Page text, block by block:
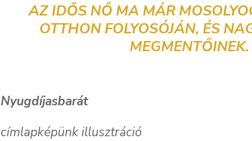
AZ IDŐS NŐ MA MÁR
OTTHON FOLYOSÓJÁN, ÉS
MEGMENTŐINEK.
Nyugdíjasbarát
címlapképünk illusztráció